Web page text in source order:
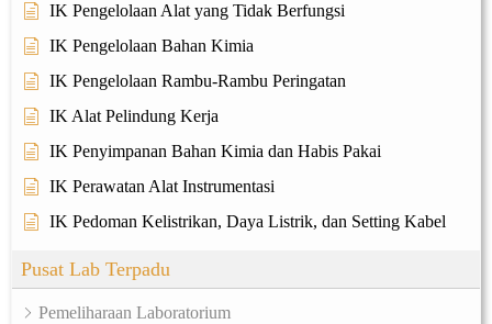
IK Pengelolaan Alat yang Tidak Berfungsi
IK Pengelolaan Bahan Kimia
IK Pengelolaan Rambu-Rambu Peringatan
IK Alat Pelindung Kerja
IK Penyimpanan Bahan Kimia dan Habis Pakai
IK Perawatan Alat Instrumentasi
IK Pedoman Kelistrikan, Daya Listrik, dan Setting Kabel
Pusat Lab Terpadu
Pemeliharaan Laboratorium